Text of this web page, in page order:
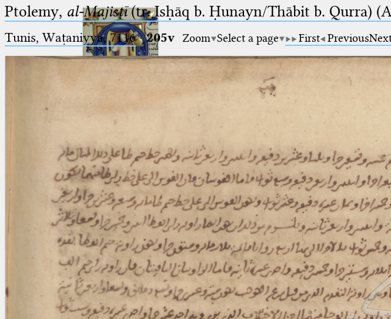
Ptolemaeus
Arabus et Latinus
(the underscore) is the placeholder
for exactly one character.
(the percent sign) is the
placeholder for no, one or more
than one character.
(two percent signs) is the
placeholder for no, one or more
than one character, but not for
blank space (so that a search ends
at word boundaries).
🔎︎
Start
Project
Team
News
Jobs
Publications
Conference
Ptolemy, al-Majisṭī(tr. Isḥāq b. Ḥunayn/Thābit b. Qurra)
Tunis, Waṭaniyya, 7116·205v Zoom Select a page First Previous